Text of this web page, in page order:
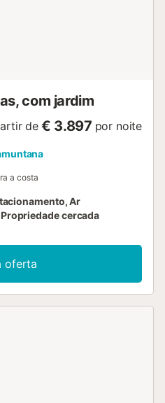
com jardim
de € 3.897 por noite
a costa
Ar
cercada
oferta